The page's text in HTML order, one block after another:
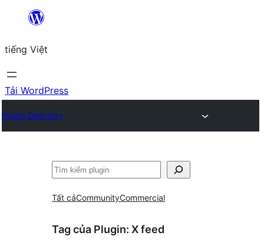
Chuyển
phần
nội
dung
tiếng Việt
Tải WordPress
Plugin Directory
Tìm
Tất cảCommunityCommercial
Tag của Plugin: X feed